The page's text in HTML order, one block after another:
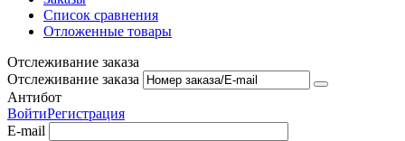
Список сравнения
Отложенные товары
Отслеживание заказа
Отслеживание заказа
Антибот
ВойтиРегистрация
E-mail